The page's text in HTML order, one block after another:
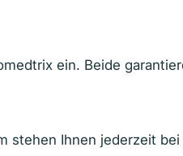
ein. Beide
stehen Ihnen jederzeit